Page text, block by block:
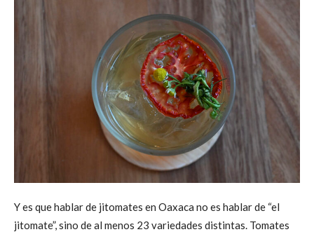
Y es que hablar de jitomates en Oaxaca no es hablar de “el
jitomate”, sino de al menos 23 variedades distintas. Tomates